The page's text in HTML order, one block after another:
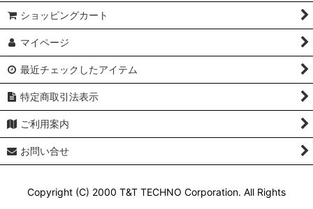
ショッピングカート
マイページ
最近チェックしたアイテム
特定商取引法表示
ご利用案内
お問い合せ
Copyright (C) 2000 T&T TECHNO Corporation. All Rights